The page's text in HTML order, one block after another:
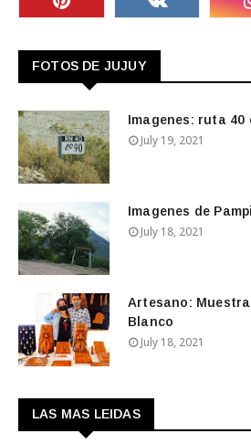
FOTOS DE JUJUY
Imagenes: ruta 40
July 19, 2021
Imagenes de
July 18, 2021
Artesano:
Blanco
July 18, 2021
LAS MAS LEIDAS